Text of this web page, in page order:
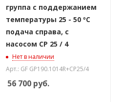
группа с поддержанием
температуры 25 - 50 ºС
подача справа, с
насосом CP 25 / 4
Нет в наличии
Арт.: GF GP190.1014R+CP25/4
56 700руб.